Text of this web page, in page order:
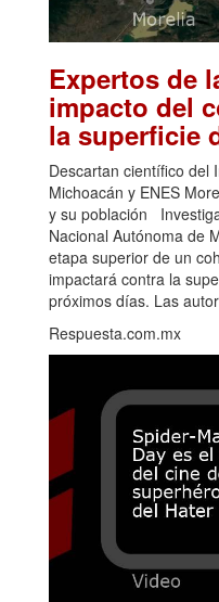
Expertos de
impacto del
la superficie
Descartan científico del
Michoacán y ENES
y su población
Nacional Autónoma de
etapa superior de un
impactará contra la
próximos días. Las
Respuesta.com.mx